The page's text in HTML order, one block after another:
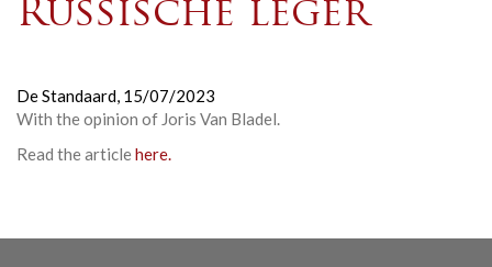
Russische leger
De Standaard, 15/07/2023
With the opinion of Joris Van Bladel.
Read the articlehere.